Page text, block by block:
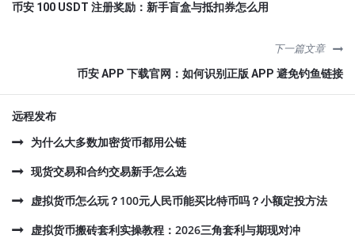
币安 100 USDT 注册奖励：新手盲盒与抵扣券怎么用
下一篇文章
币安 APP 下载官网：如何识别正版 APP 避免钓鱼链接
远程发布
为什么大多数加密货币都用公链
现货交易和合约交易新手怎么选
虚拟货币怎么玩？100元人民币能买比特币吗？小额定投方法
虚拟货币搬砖套利实操教程：2026三角套利与期现对冲